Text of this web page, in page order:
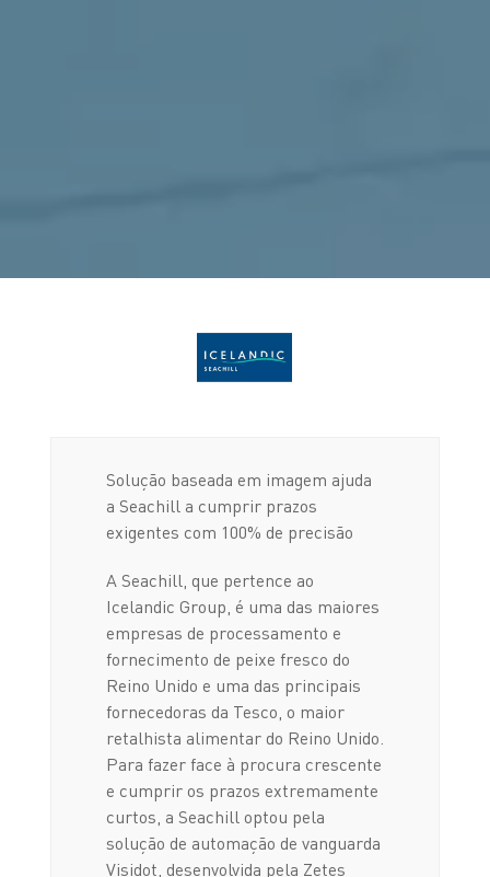
Solução baseada em imagem ajuda
a Seachill a cumprir prazos
exigentes com 100% de precisão
A Seachill, que pertence ao
Icelandic Group, é uma das maiores
empresas de processamento e
fornecimento de peixe fresco do
Reino Unido e uma das principais
fornecedoras da Tesco, o maior
retalhista alimentar do Reino Unido.
Para fazer face à procura crescente
e cumprir os prazos extremamente
curtos, a Seachill optou pela
solução de automação de vanguarda
Visidot, desenvolvida pela Zetes